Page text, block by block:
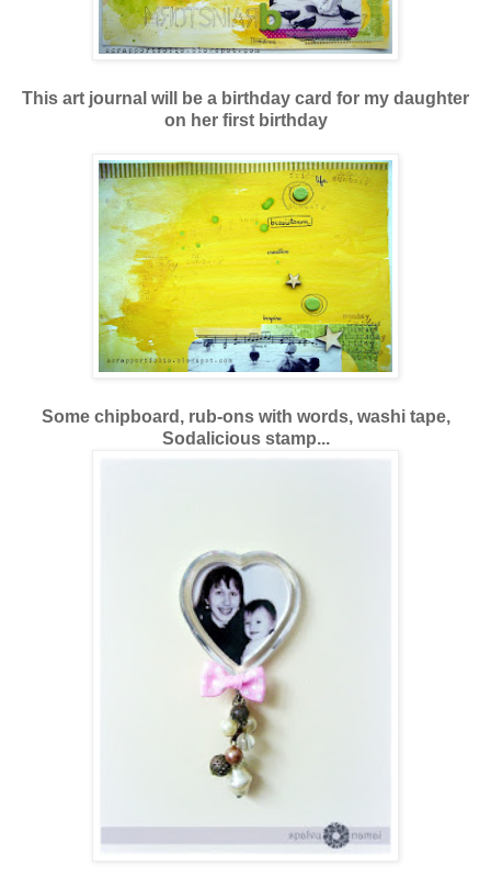
This art journal will be a birthday card for my daughter
on her first birthday
Some chipboard, rub-ons with words, washi tape,
Sodalicious stamp...